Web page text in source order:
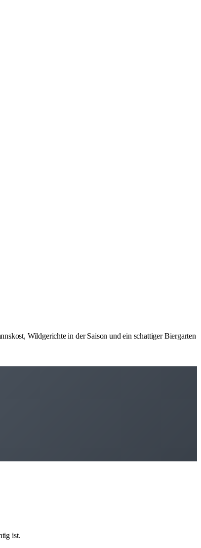
Wildgerichte in der Saison und ein schattiger Biergarten
ist.